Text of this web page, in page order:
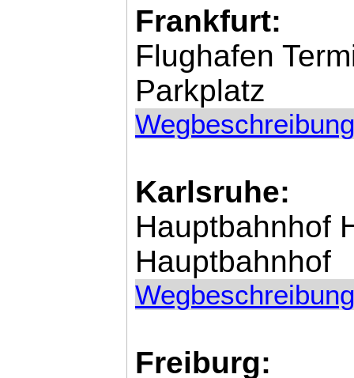
Frankfurt:
Flughafen
Parkplatz
Karlsruhe:
Hauptbahnhof
Hauptbahnhof
Freiburg: